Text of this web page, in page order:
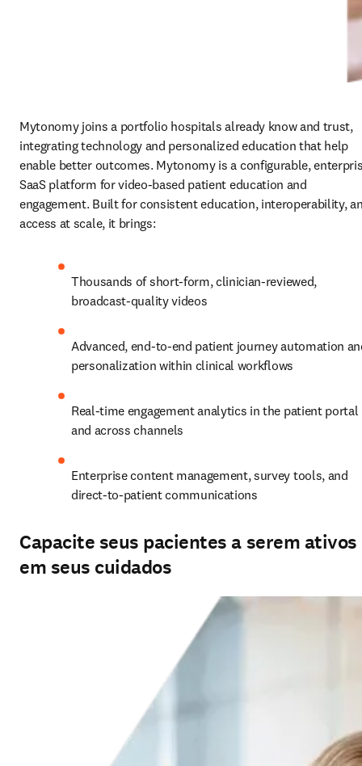
Mytonomy joins a portfolio hospitals already know and trust,
integrating technology and personalized education that help
enable better outcomes. Mytonomy is a configurable,
SaaS platform for video‑based patient education and
engagement. Built for consistent education, interoperability,
access at scale, it brings:
Thousands of short‑form, clinician‑reviewed,
broadcast‑quality videos
Advanced, end‑to‑end patient journey automation
personalization within clinical workflows
Real‑time engagement analytics in the patient portal
and across channels
Enterprise content management, survey tools, and
direct‑to‑patient communications
Capacite seus pacientes a serem ativos
em seus cuidados